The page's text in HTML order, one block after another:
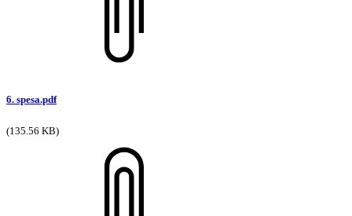
6. spesa.pdf
(135.56 KB)